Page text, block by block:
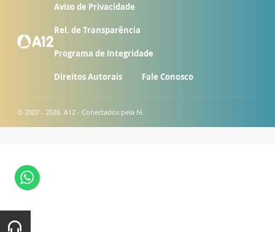
Aviso de Privacidade
Rel. de Transparência
Programa de Integridade
Direitos Autorais Fale Conosco
© 2007 - 2026. A12 - Conectados pela fé.